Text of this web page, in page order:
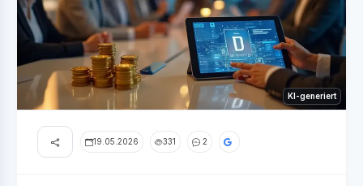
KI-generiert
19.05.2026 331 2